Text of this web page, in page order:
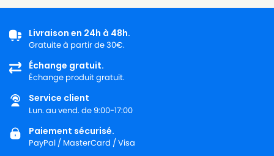
BOSCH
BOSCH BGL3A310/01
BOSCH
BOSCH BGL3A312/01
BOSCH
BOSCH BGL3A315GB/01
BOSCH
BOSCH
BOSCH BGL3A331/01
BOSCH
BOSCH BGL3A400/01
Livraison en 24h à 48h.
Gratuite à partir de 30€.
Échange gratuit.
Échange produit gratuit.
Service client
Lun. au vend. de 9:00-17:00
Paiement sécurisé.
PayPal / MasterCard / Visa